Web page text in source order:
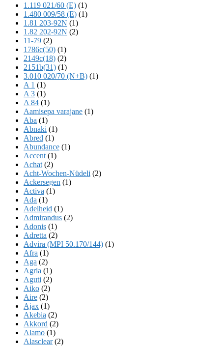
1.119 021/60 (E) (1)
1.480 009/58 (E) (1)
1.81 203-92N (1)
1.82 202-92N (2)
11-79 (2)
1786c(50) (1)
2149c(18) (2)
2151b(31) (1)
3.010 020/70 (N+B) (1)
A 1 (1)
A 3 (1)
A 84 (1)
Aamisepa varajane (1)
Aba (1)
Abnaki (1)
Abred (1)
Abundance (1)
Accent (1)
Achat (2)
Acht-Wochen-Nüdeli (2)
Ackersegen (1)
Activa (1)
Ada (1)
Adelheid (1)
Admirandus (2)
Adonis (1)
Adretta (2)
Advira (MPI 50.170/144) (1)
Afra (1)
Aga (2)
Agria (1)
Aguti (2)
Aiko (2)
Aire (2)
Ajax (1)
Akebia (2)
Akkord (2)
Alamo (1)
Alasclear(2)